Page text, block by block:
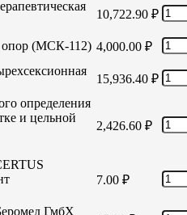
10,722.90 ₽
опор (МСК-112) 4,000.00 ₽
15,936.40 ₽
определения
и цельной
2,426.60 ₽
7.00 ₽
ГмбХ